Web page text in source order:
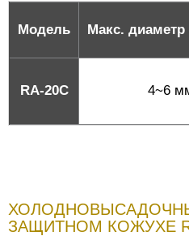
Модель Макс. диаметр
RA-20C 4~6
ЗАЩИТНОМ КОЖУХЕ